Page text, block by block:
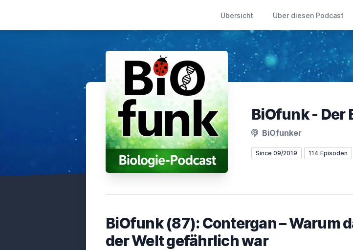
Übersicht Über diesen Podcast
BiOfunk - Der
BiOfunker
Since 09/2019 114 Episoden
BiOfunk (87): Contergan – Warum
der Welt gefährlich war